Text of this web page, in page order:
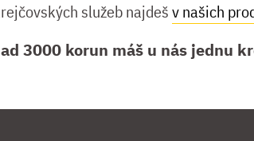
služeb najdešv našich
3000 korun máš u nás jednu